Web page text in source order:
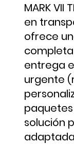
MARK VII
en
ofrece
entrega
urgente
solución